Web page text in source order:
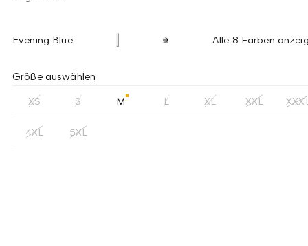
Evening Blue Alle 8 Farben
Größe auswählen
XS S M L XL XXL
4XL 5XL